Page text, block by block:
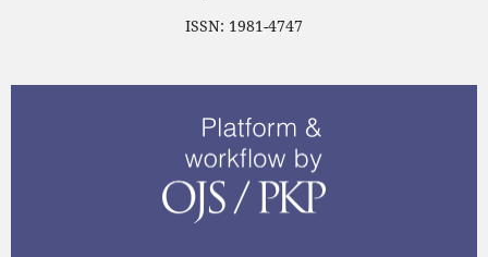
ISSN: 1981-4747